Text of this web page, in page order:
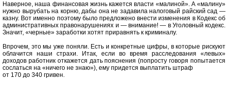
Наверное, наша финансовая жизнь кажется власти «малиной». А «малину»
нужно вырубать на корню, дабы она не задавила налоговый райский сад —
казну. Вот именно поэтому было предложено внести изменения в Кодекс об
административных правонарушениях и — внимание! — в Уголовный кодекс.
Значит, «черные» заработки хотят приравнять к криминалу.
Впрочем, это мы уже поняли. Есть и конкретные цифры, в которые рискуют
облачится наши страхи. Итак, если во время расследования «левых»
доходов работник откажется дать пояснения (попросту говоря попытается
сослаться на «ничего не знаю»), ему придется выплатить штраф
от 170 до 340 гривен.